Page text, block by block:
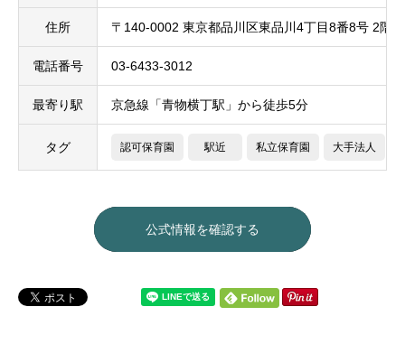
住所 〒140-0002 東京都品川区東品川4丁目8番8号 2階
電話番号 03-6433-3012
最寄り駅 京急線「青物横丁駅」から徒歩5分
タグ 認可保育園 駅近 私立保育園 大手法人
公式情報を確認する